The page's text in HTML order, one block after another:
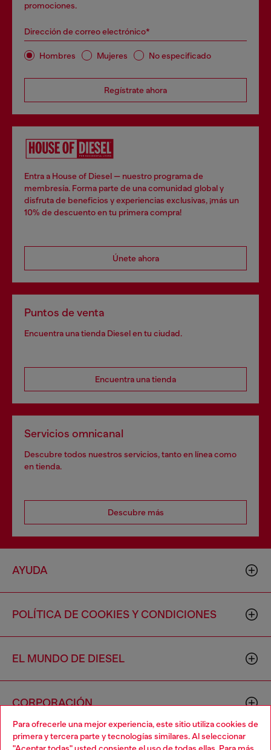
Para ofrecerle una mejor experiencia, este sitio utiliza cookies de
primera y tercera parte y tecnologías similares. Al seleccionar
promociones.
Dirección de correo electrónico*
Hombres Mujeres No especificado
Regístrate ahora
Entra a House of Diesel — nuestro programa de
membresía. Forma parte de una comunidad global y
disfruta de beneficios y experiencias exclusivas, ¡más un
10% de descuento en tu primera compra!
Únete ahora
Puntos de venta
Encuentra una tienda Diesel en tu ciudad.
Encuentra una tienda
Servicios omnicanal
Descubre todos nuestros servicios, tanto en línea como
en tienda.
Descubre más
AYUDA
POLÍTICA DE COOKIES Y CONDICIONES
EL MUNDO DE DIESEL
CORPORACIÓN